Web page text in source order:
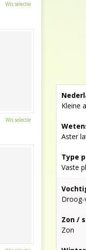
Kleine
Aster
Type
Vaste
Zon /
Zon
Wis selectie
Wis selectie